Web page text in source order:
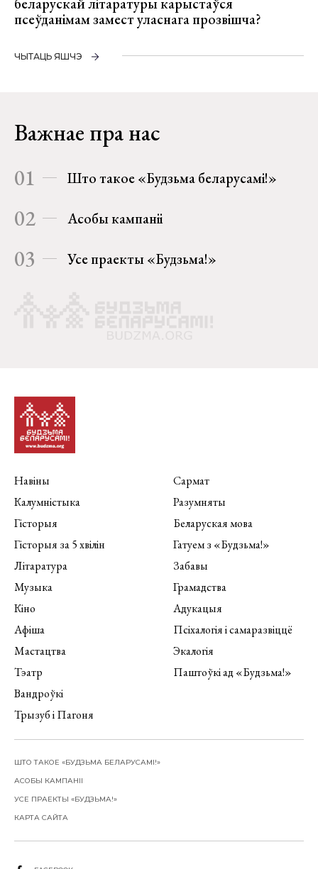
псеўданімам замест уласнага прозвішча?
ЧЫТАЦЬ ЯШЧЭ
Важнае пра нас
01 Што такое «Будзьма беларусамі!»
02 Асобы кампаніі
03 Усе праекты «Будзьма!»
Навіны
Калумністыка
Гісторыя
Гісторыя за 5 хвілін
Літаратура
Музыка
Кіно
Афіша
Мастацтва
Тэатр
Вандроўкі
Трызуб і Пагоня
Сармат
Разумняты
Беларуская мова
Гатуем з «Будзьма!»
Забавы
Грамадства
Адукацыя
Псіхалогія і самаразвіццё
Экалогія
Паштоўкі ад «Будзьма!»
ШТО ТАКОЕ «БУДЗЬМА БЕЛАРУСАМІ!»
АСОБЫ КАМПАНІІ
УСЕ ПРАЕКТЫ «БУДЗЬМА!»
КАРТА САЙТА